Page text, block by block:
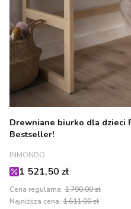
Drewniane biurko dla dzieci
Bestseller!
PRODUCENT
INMONDO
Cena promocyjna
1 521,50 zł
Cena regularna: 1 790,00 zł
Najniższa cena: 1 611,00 zł